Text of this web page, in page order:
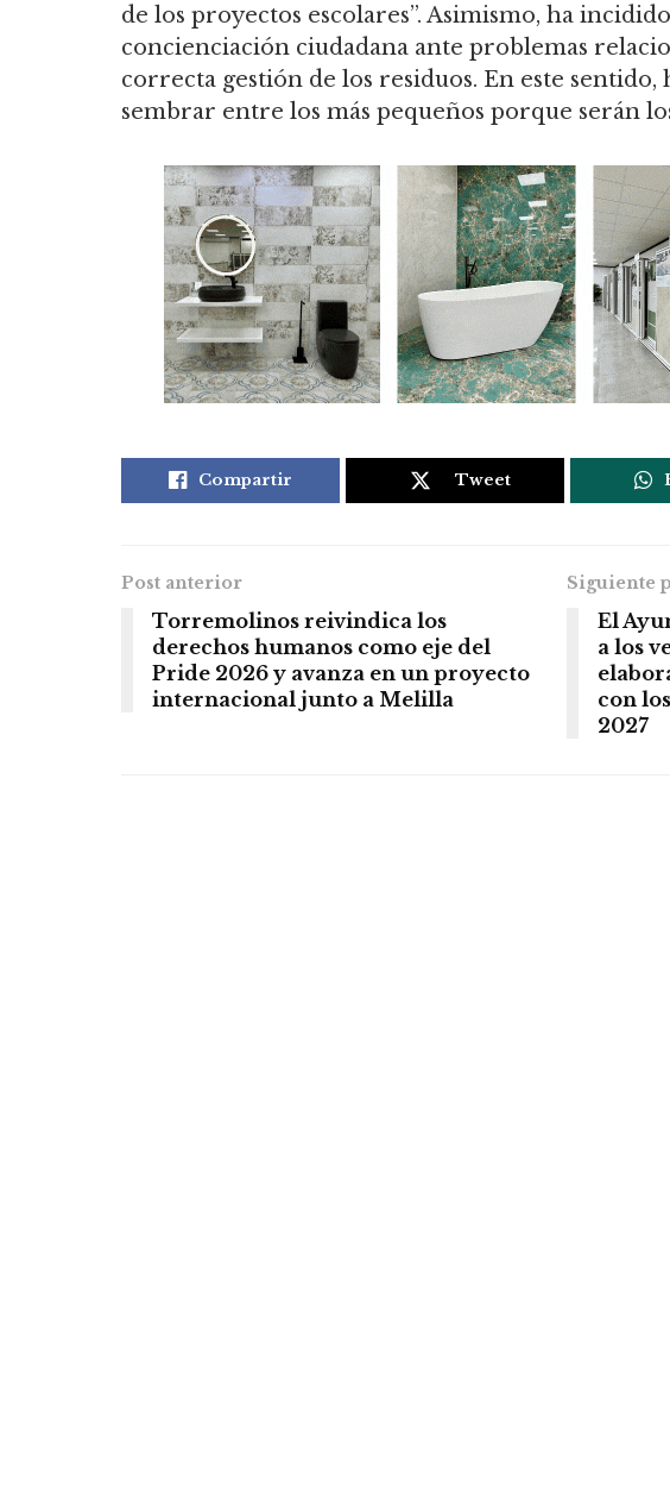
de los proyectos escolares”. Asimismo, ha
concienciación ciudadana ante problemas
correcta gestión de los residuos. En este sentido,
sembrar entre los más pequeños porque serán
Compartir Tweet
Post anterior
Torremolinos reivindica los
derechos humanos como eje del
Pride 2026 y avanza en un proyecto
internacional junto a Melilla
Siguiente
El
a los
con
2027